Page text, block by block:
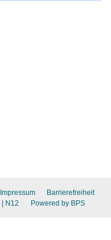
Impressum
Barrierefreiheit
| N12 Powered by BPS